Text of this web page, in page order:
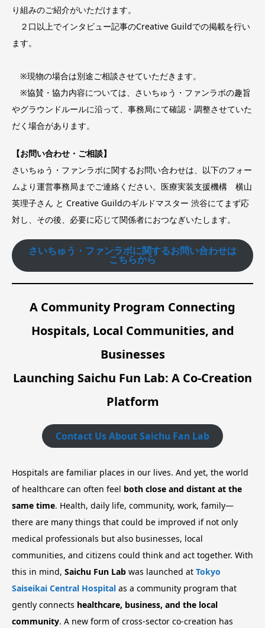
り組みのご紹介がいただけます。
２口以上でインタビュー記事のCreative Guildでの掲載を行い
ます。
※現物の場合は別途ご相談させていただきます。
※協賛・協力内容については、さいちゅう・ファンラボの趣旨
やグラウンドルールに沿って、事務局にて確認・調整させていた
だく場合があります。
【お問い合わせ・ご相談】
さいちゅう・ファンラボに関するお問い合わせは、以下のフォー
ムより運営事務局までご連絡ください。医療実装支援機構 横山
英理子さん と Creative Guildのギルドマスター 渋谷にてまず応
対し、その後、必要に応じて関係者におつなぎいたします。
さいちゅう・ファンラボに関するお問い合わせは
こちらから
A Community Program Connecting
Hospitals, Local Communities, and
Businesses
Launching Saichu Fun Lab: A Co-Creation
Platform
Contact Us About Saichu Fan Lab
Hospitals are familiar places in our lives. And yet, the world
of healthcare can often feel both close and distant at the
same time. Health, daily life, community, work, family—
there are many things that could be improved if not only
medical professionals but also businesses, local
communities, and citizens could think and act together. With
this in mind, Saichu Fun Lab was launched at Tokyo
Saiseikai Central Hospital as a community program that
gently connects healthcare, business, and the local
community. A new form of cross-sector co-creation has